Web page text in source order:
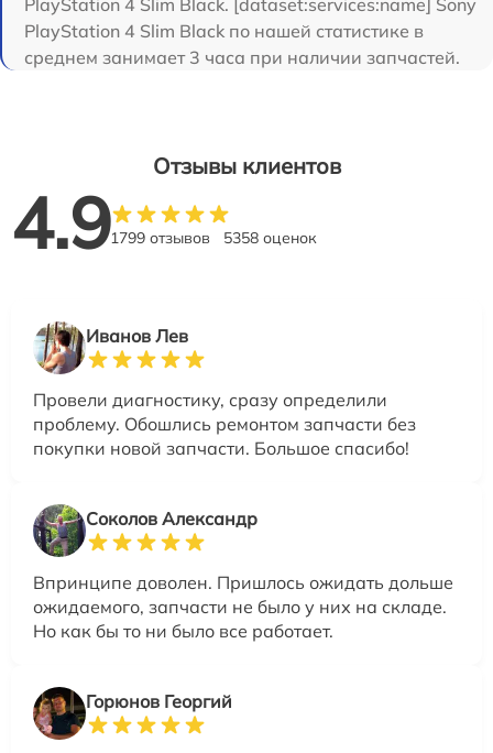
PlayStation 4 Slim Black. [dataset:services:name] Sony
PlayStation 4 Slim Black по нашей статистике в
среднем занимает 3 часа при наличии запчастей.
Отзывы клиентов
4.91799 отзывов 5358 оценок
Иванов Лев
Провели диагностику, сразу определили
проблему. Обошлись ремонтом запчасти без
покупки новой запчасти. Большое спасибо!
Соколов Александр
Впринципе доволен. Пришлось ожидать дольше
ожидаемого, запчасти не было у них на складе.
Но как бы то ни было все работает.
Горюнов Георгий